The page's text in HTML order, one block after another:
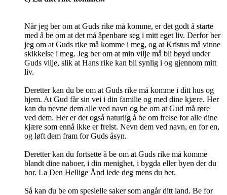
Når jeg ber om at Guds rike må komme, er det godt å starte
med å be om at det må åpenbare seg i mitt eget liv. Derfor ber
jeg om at Guds rike må komme i meg, og at Kristus må vinne
skikkelse i meg. Jeg ber om at min vilje må bli bøyd under
Guds vilje, slik at Hans rike kan bli synlig i og gjennom mitt
liv.
Deretter kan du be om at Guds rike må komme i ditt hus og
hjem. At Gud får sin vei i din familie og med dine kjære. Her
kan du nevne dem alle ved navn og be om at Gud må røre
ved dem. Her er det også naturlig å be om frelse for alle dine
kjære som ennå ikke er frelst. Nevn dem ved navn, en for en,
og løft dem fram for Guds åsyn.
Deretter kan du fortsette å be om at Guds rike må komme
blandt dine naboer, i din menighet, i bygda eller byen der du
bor. La Den Hellige Ånd lede deg mens du ber.
Så kan du be om spesielle saker som angår ditt land. Be for